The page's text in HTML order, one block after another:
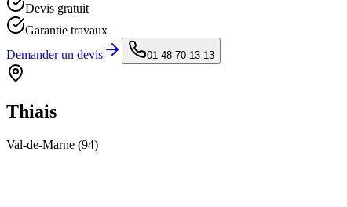
Devis gratuit
Garantie travaux
Demander un devis
01 48 70 13 13
Thiais
Val-de-Marne (94)